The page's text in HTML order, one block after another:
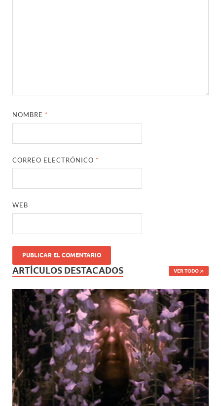
NOMBRE *
CORREO ELECTRÓNICO *
WEB
ARTÍCULOS DESTACADOS VER TODO